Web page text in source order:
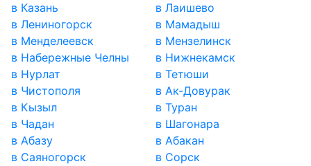
в Казань
в Лаишево
в Лениногорск
в Мамадыш
в Менделеевск
в Мензелинск
в Набережные Челны
в Нижнекамск
в Нурлат
в Тетюши
в Чистополя
в Ак-Довурак
в Кызыл
в Туран
в Чадан
в Шагонара
в Абазу
в Абакан
в Саяногорск
в Сорск